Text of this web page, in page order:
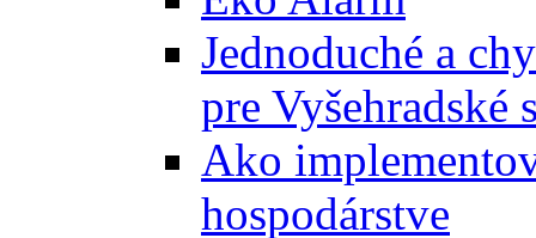
Jednoduché a
pre Vyšehradské
Ako
hospodárstve